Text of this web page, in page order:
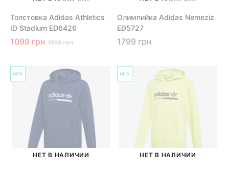
Толстовка Adidas Athletics
ID Stadium ED6426
1099 грн 1888 грн
Олимпийка Adidas Nemeziz
ED5727
1799 грн
НЕТ В НАЛИЧИИ НЕТ В НАЛИЧИИ